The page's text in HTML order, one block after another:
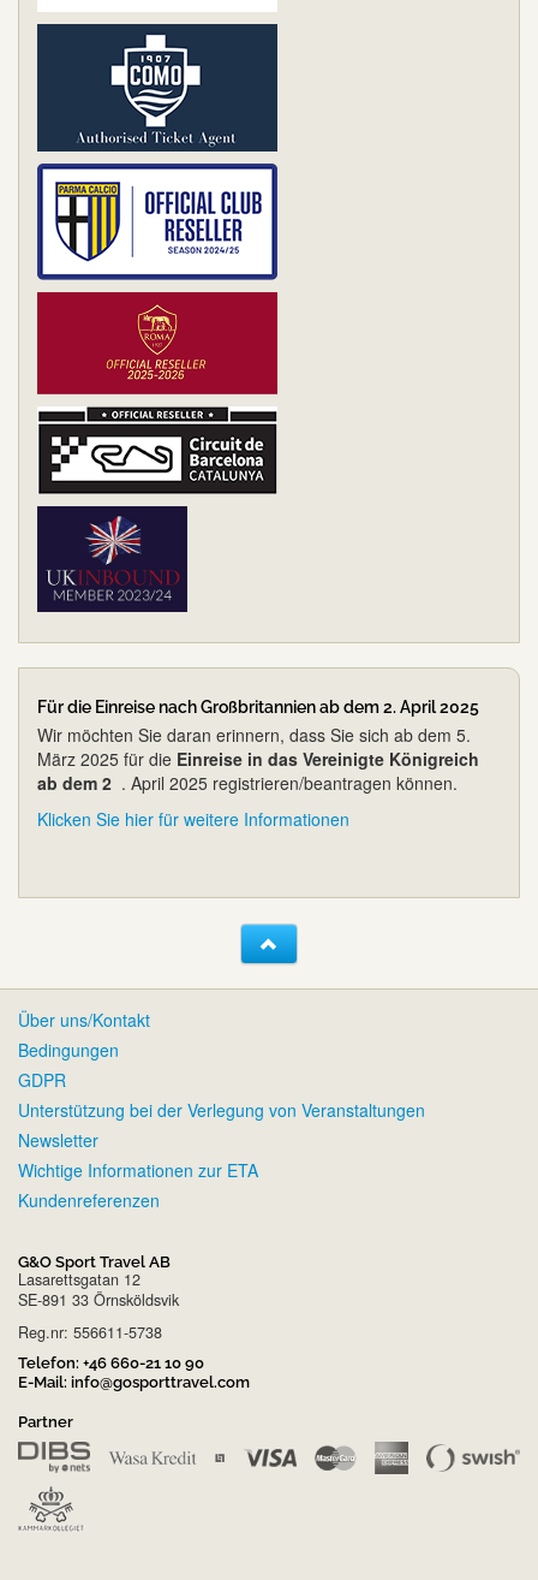
Für die Einreise nach Großbritannien ab dem 2. April 2025
Wir möchten Sie daran erinnern, dass Sie sich ab dem 5.
März 2025 für die Einreise in das Vereinigte Königreich
ab dem 2 . April 2025 registrieren/beantragen können.
Klicken Sie hier für weitere Informationen
Über uns/Kontakt
Bedingungen
GDPR
Unterstützung bei der Verlegung von Veranstaltungen
Newsletter
Wichtige Informationen zur ETA
Kundenreferenzen
G&O Sport Travel AB
Lasarettsgatan 12
SE-891 33 Örnsköldsvik
Reg.nr: 556611-5738
Telefon: +46 660-21 10 90
E-Mail: info@gosporttravel.com
Partner